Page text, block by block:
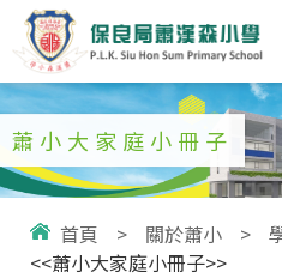
蕭小大家庭小冊子
首頁 > 關於蕭小 >
<<蕭小大家庭小冊子>>